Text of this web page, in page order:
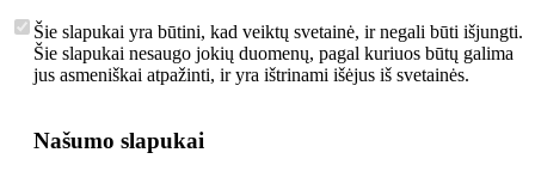
Šie slapukai yra būtini, kad veiktų svetainė, ir negali būti išjungti.
Šie slapukai nesaugo jokių duomenų, pagal kuriuos būtų galima
jus asmeniškai atpažinti, ir yra ištrinami išėjus iš svetainės.
Našumo slapukai